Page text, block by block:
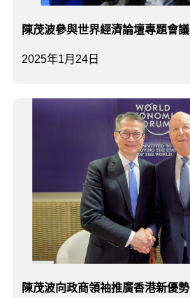
2025年1月24日
陳茂波參與世界經濟論壇專題會議
陳茂波向政商領袖推廣香港新優勢